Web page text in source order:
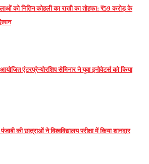
को नितिन कोहली का राखी का तोहफा: ₹59 करोड़ के
एंटरप्रेन्योरशिप सेमिनार ने युवा इनोवेटर्स को किया
की छात्राओं ने विश्वविद्यालय परीक्षा में किया शानदार